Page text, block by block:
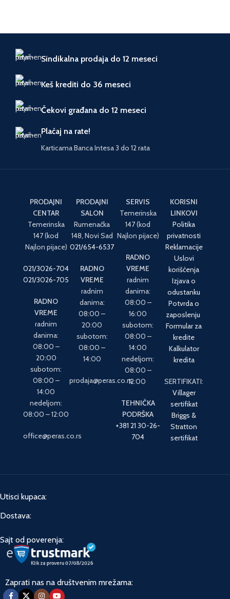
Sindikalna prodaja do 12 meseci
Keš krediti do 36 meseci
Čekovi građana do 12 meseci
Plaćaj na rate!
Karticama Banca Intesa 3 do 12 rata
PRODAJNI
CENTAR
Temerinska
147 (kod
Najlon pijace)
021/3026-704
021/3026-705
RADNO
VREME
radnim
danima:
08:00 –
20:00
subotom:
08:00 –
14:00
nedeljom:
08:00 – 12:00
office@peras.co.rs
PRODAJNI
SALON
Rumenačka
148, Novi Sad
021/654-6537
RADNO
VREME
radnim
danima:
08:00 –
20:00
subotom:
08:00 –
14:00
prodaja@peras.co.rs
SERVIS
Temerinska
147 (kod
Najlon pijace)
RADNO
VREME
radnim
danima:
08:00 –
16:00
subotom:
08:00 –
14:00
nedeljom:
08:00 –
12:00
TEHNIČKA
PODRŠKA
+381 21 30-26-
704
KORISNI
LINKOVI
Politika
privatnosti
Reklamacije
Uslovi
korišćenja
Izjava o
odustanku
Potvrda o
zaposlenju
Formular za
kredite
Kalkulator
kredita
SERTIFIKATI:
Villager
sertifikat
Briggs &
Stratton
sertifikat
Utisci kupaca:
Dostava:
Sajt od poverenja:
Zaprati nas na društvenim mrežama: